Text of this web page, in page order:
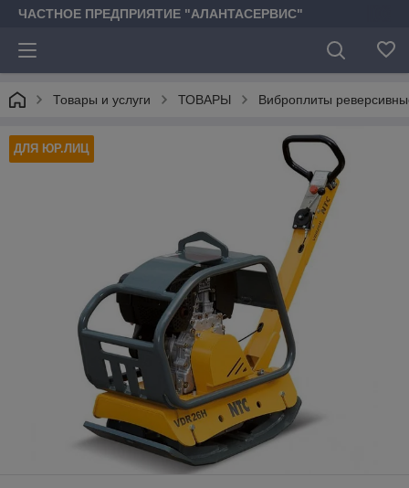
ЧАСТНОЕ ПРЕДПРИЯТИЕ "АЛАНТАСЕРВИС"
Товары и услуги ТОВАРЫ Виброплиты
ДЛЯ ЮР.ЛИЦ